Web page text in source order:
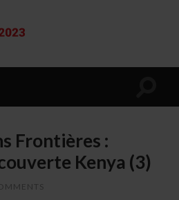
Frontières :
Kenya (3)